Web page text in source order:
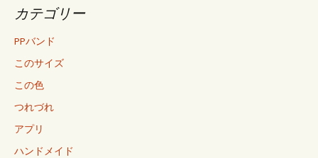
カテゴリー
PPバンド
このサイズ
この色
つれづれ
アプリ
ハンドメイド